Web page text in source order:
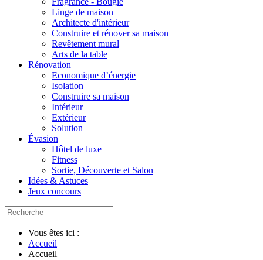
Linge de maison
Architecte d'intérieur
Construire et rénover sa maison
Revêtement mural
Arts de la table
Rénovation
Economique d’énergie
Isolation
Construire sa maison
Intérieur
Extérieur
Solution
Évasion
Hôtel de luxe
Fitness
Sortie, Découverte et Salon
Idées & Astuces
Jeux concours
Vous êtes ici :
Accueil
Accueil